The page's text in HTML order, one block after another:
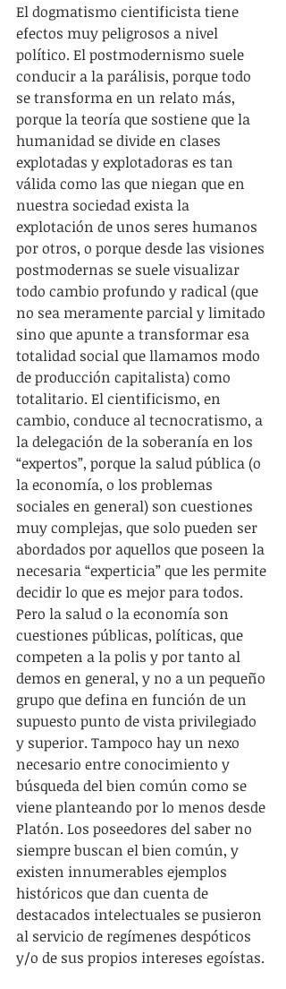
El dogmatismo cientificista tiene
efectos muy peligrosos a nivel
político. El postmodernismo suele
conducir a la parálisis, porque todo
se transforma en un relato más,
porque la teoría que sostiene que la
humanidad se divide en clases
explotadas y explotadoras es tan
válida como las que niegan que en
nuestra sociedad exista la
explotación de unos seres humanos
por otros, o porque desde las visiones
postmodernas se suele visualizar
todo cambio profundo y radical (que
no sea meramente parcial y limitado
sino que apunte a transformar esa
totalidad social que llamamos modo
de producción capitalista) como
totalitario. El cientificismo, en
cambio, conduce al tecnocratismo, a
la delegación de la soberanía en los
“expertos”, porque la salud pública (o
la economía, o los problemas
sociales en general) son cuestiones
muy complejas, que solo pueden ser
abordados por aquellos que poseen la
necesaria “experticia” que les permite
decidir lo que es mejor para todos.
Pero la salud o la economía son
cuestiones públicas, políticas, que
competen a la polis y por tanto al
demos en general, y no a un pequeño
grupo que defina en función de un
supuesto punto de vista privilegiado
y superior. Tampoco hay un nexo
necesario entre conocimiento y
búsqueda del bien común como se
viene planteando por lo menos desde
Platón. Los poseedores del saber no
siempre buscan el bien común, y
existen innumerables ejemplos
históricos que dan cuenta de
destacados intelectuales se pusieron
al servicio de regímenes despóticos
y/o de sus propios intereses egoístas.